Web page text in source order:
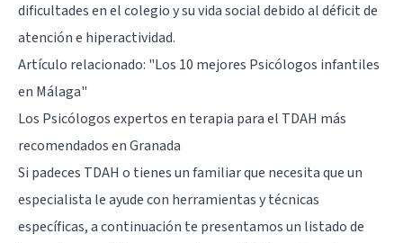
dificultades en el colegio y su vida social debido al déficit de
atención e hiperactividad.
Artículo relacionado: "Los 10 mejores Psicólogos infantiles
en Málaga"
Los Psicólogos expertos en terapia para el TDAH más
recomendados en Granada
Si padeces TDAH o tienes un familiar que necesita que un
especialista le ayude con herramientas y técnicas
específicas, a continuación te presentamos un listado de